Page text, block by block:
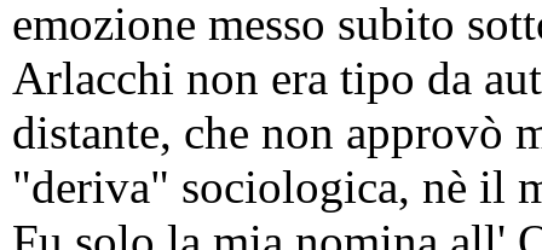
emozione messo subito
Arlacchi non era tipo da
distante, che non approvò
"deriva" sociologica, nè il